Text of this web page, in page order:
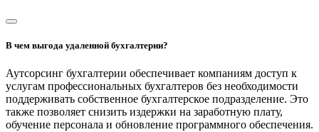
В чем выгода удаленной бухгалтерии?
Аутсорсинг бухгалтерии обеспечивает компаниям доступ к
услугам профессиональных бухгалтеров без необходимости
поддерживать собственное бухгалтерское подразделение. Это
также позволяет снизить издержки на заработную плату,
обучение персонала и обновление программного обеспечения.